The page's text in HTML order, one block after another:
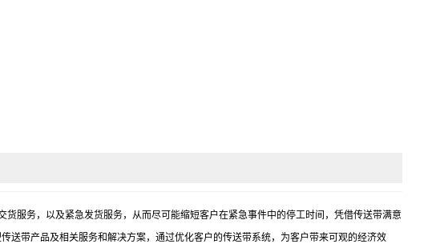
货服务，以及紧急发货服务，从而尽可能缩短客户在紧急事件中的停工时间，凭借传送带满意
带产品及相关服务和解决方案，通过优化客户的传送带系统，为客户带来可观的经济效